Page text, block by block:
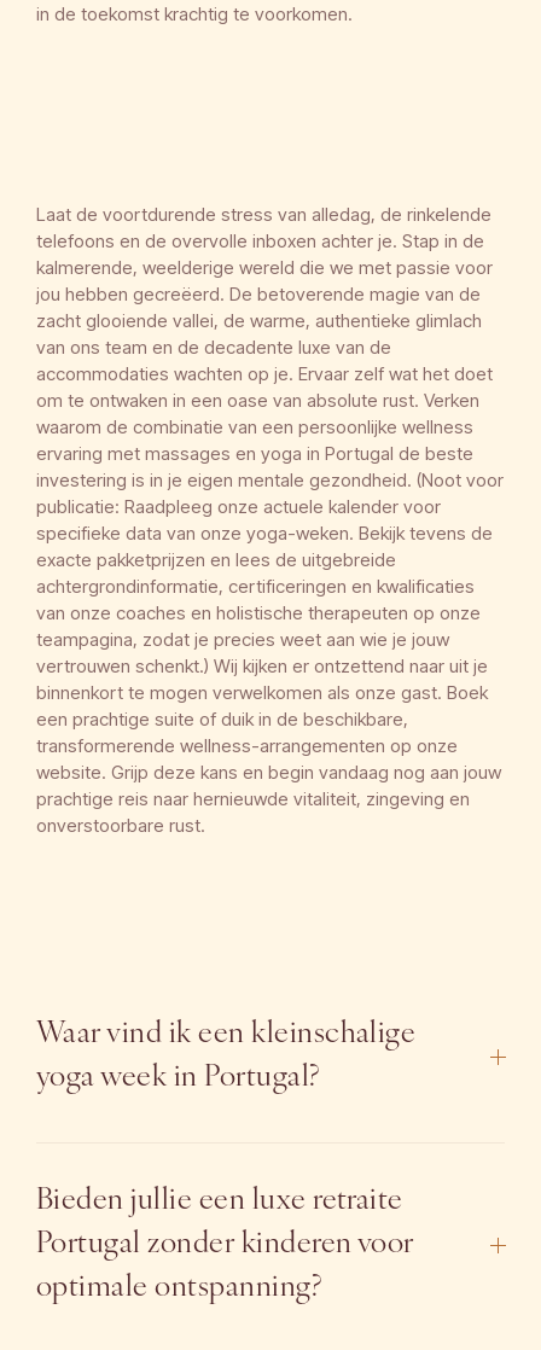
in de toekomst krachtig te voorkomen.
Laat de voortdurende stress van alledag, de rinkelende
telefoons en de overvolle inboxen achter je. Stap in de
kalmerende, weelderige wereld die we met passie voor
jou hebben gecreëerd. De betoverende magie van de
zacht glooiende vallei, de warme, authentieke glimlach
van ons team en de decadente luxe van de
accommodaties wachten op je. Ervaar zelf wat het doet
om te ontwaken in een oase van absolute rust. Verken
waarom de combinatie van een persoonlijke wellness
ervaring met massages en yoga in Portugal de beste
investering is in je eigen mentale gezondheid. (Noot voor
publicatie: Raadpleeg onze actuele kalender voor
specifieke data van onze yoga-weken. Bekijk tevens de
exacte pakketprijzen en lees de uitgebreide
achtergrondinformatie, certificeringen en kwalificaties
van onze coaches en holistische therapeuten op onze
teampagina, zodat je precies weet aan wie je jouw
vertrouwen schenkt.) Wij kijken er ontzettend naar uit je
binnenkort te mogen verwelkomen als onze gast. Boek
een prachtige suite of duik in de beschikbare,
transformerende wellness-arrangementen op onze
website. Grijp deze kans en begin vandaag nog aan jouw
prachtige reis naar hernieuwde vitaliteit, zingeving en
onverstoorbare rust.
Waar vind ik een kleinschalige
yoga week in Portugal?
regio rondom Lissabon. Wij bieden een uiterst
exclusief en intiem verblijf, ver weg van de massa. De
persoonlijke aandacht staat centraal, zodat je werkelijk
toe bent aan jezelf.
Bieden jullie een luxe retraite
Portugal zonder kinderen voor
optimale ontspanning?